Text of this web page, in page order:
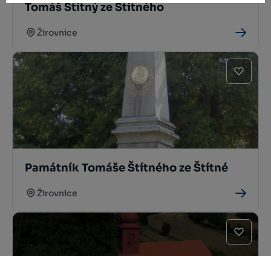
Tomáš Štítný ze Štítného
Žirovnice
Památník Tomáše Štítného ze Štítné
Žirovnice